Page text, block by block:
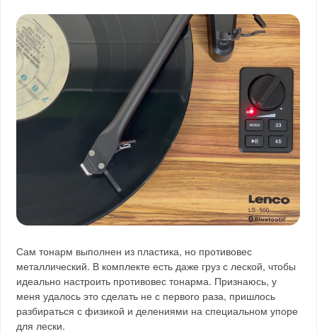
Сам тонарм выполнен из пластика, но противовес
металлический. В комплекте есть даже груз с леской, чтобы
идеально настроить противовес тонарма. Признаюсь, у
меня удалось это сделать не с первого раза, пришлось
разбираться с физикой и делениями на специальном упоре
для лески.